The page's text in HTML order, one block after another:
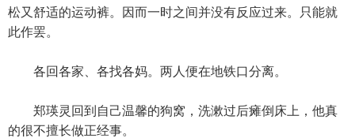
松又舒适的运动裤。因而一时之间并没有反应过来。只能就
此作罢。
各回各家、各找各妈。两人便在地铁口分离。
郑瑛灵回到自己温馨的狗窝，洗漱过后瘫倒床上，他真
的很不擅长做正经事。